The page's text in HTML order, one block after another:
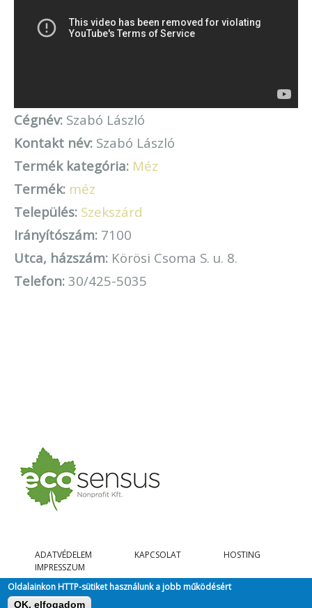
Cégnév: Szabó László
Kontakt név: Szabó László
Termék kategória: Méz
Termék: méz
Település: Szekszárd
Irányítószám: 7100
Utca, házszám: Körösi Csoma S. u. 8.
Telefon: 30/425-5035
ADATVÉDELEM KAPCSOLAT
HOSTING
IMPRESSZUM
Oldalainkon HTTP-sütiket használunk a jobb működésért
OK, elfogadom